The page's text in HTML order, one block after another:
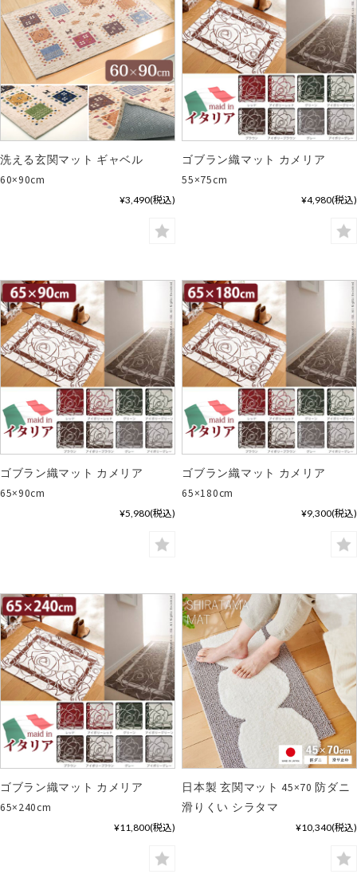
洗える玄関マット ギャベル
60×90cm
¥3,490(税込)
ゴブラン織マット カメリア
55×75cm
¥4,980(税込)
ゴブラン織マット カメリア
65×90cm
¥5,980(税込)
ゴブラン織マット カメリア
65×180cm
¥9,300(税込)
ゴブラン織マット カメリア
65×240cm
¥11,800(税込)
日本製 玄関マット 45×70 防ダニ
滑りくい シラタマ
¥10,340(税込)